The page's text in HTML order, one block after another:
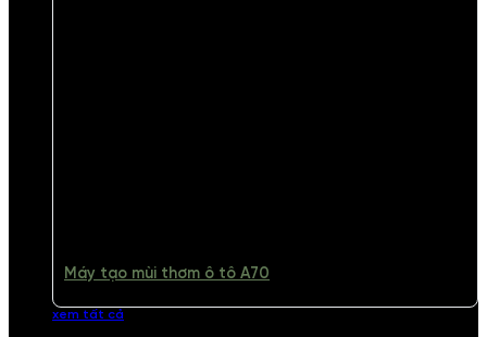
Máy tạo mùi thơm ô tô A70
xem tất cả